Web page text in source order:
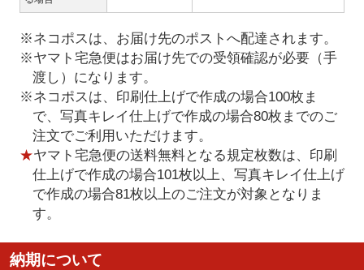
※ネコポスは、お届け先のポストへ配達されます。
※ヤマト宅急便はお届け先での受領確認が必要（手
渡し）になります。
※ネコポスは、印刷仕上げで作成の場合100枚ま
で、写真キレイ仕上げで作成の場合80枚までのご
注文でご利用いただけます。
★ヤマト宅急便の送料無料となる規定枚数は、印刷
仕上げで作成の場合101枚以上、写真キレイ仕上げ
で作成の場合81枚以上のご注文が対象となりま
す。
納期について